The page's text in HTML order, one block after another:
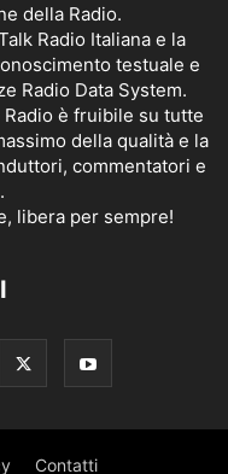
della Radio.
Radio Italiana e la
testuale e
Radio Data System.
è fruibile su tutte
della qualità e la
commentatori e
libera per sempre!
Contatti